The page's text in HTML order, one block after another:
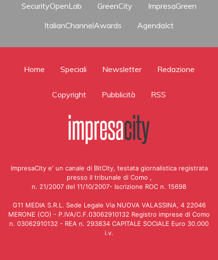
SecurityOpenLab
GreenCity
ImpresaGreen
ItalianChannelAwards
AgendaIct
Home Speciali Newsletter Redazione
Copyright Pubblicità RSS
ImpresaCity e' un canale di BitCity, testata giornalistica registrata
presso il tribunale di Como ,
n. 21/2007 del 11/10/2007- Iscrizione ROC n. 15698
G11 MEDIA S.R.L. Sede Legale Via NUOVA VALASSINA, 4 22046
MERONE (CO) - P.IVA/C.F.03062910132 Registro imprese di Como
n. 03062910132 - REA n. 293834 CAPITALE SOCIALE Euro 30.000
i.v.